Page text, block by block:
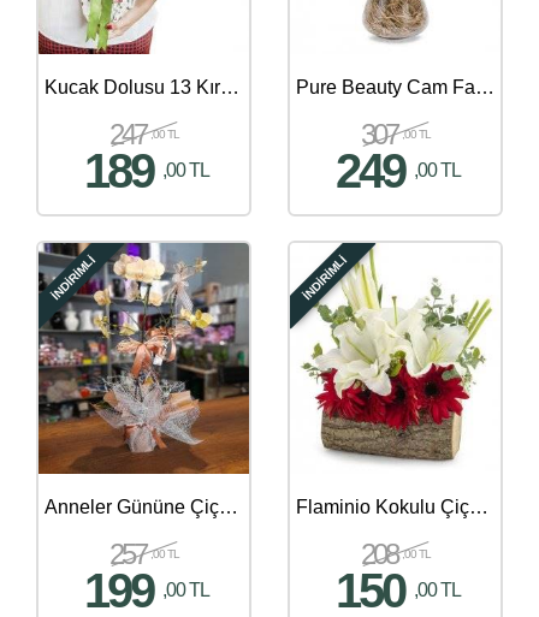
Kucak Dolusu 13 Kırmızı Gül Buketi
247 ,00 TL
189 ,00 TL
Pure Beauty Cam Fanusta İki Dal Mavi Orkide
307 ,00 TL
249 ,00 TL
İNDİRİMLİ
Anneler Gününe Çiçek Gönder - 407
257 ,00 TL
199 ,00 TL
İNDİRİMLİ
Flaminio Kokulu Çiçek Aranjmanı
208 ,00 TL
150 ,00 TL